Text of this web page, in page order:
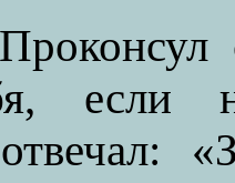
если